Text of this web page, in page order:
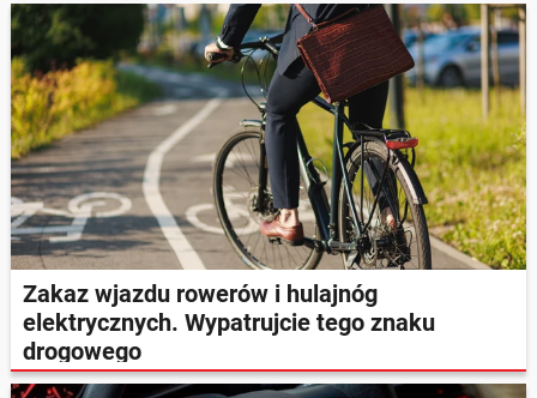
Zakaz wjazdu rowerów i hulajnóg
elektrycznych. Wypatrujcie tego znaku
drogowego